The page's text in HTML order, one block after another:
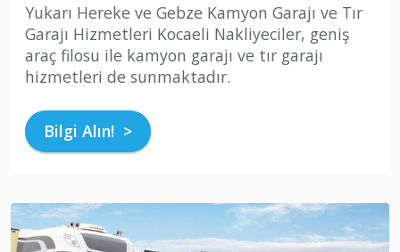
Yukarı Hereke ve Gebze Kamyon Garajı ve Tır
Garajı Hizmetleri Kocaeli Nakliyeciler, geniş
araç filosu ile kamyon garajı ve tır garajı
hizmetleri de sunmaktadır.
Bilgi Alın! >